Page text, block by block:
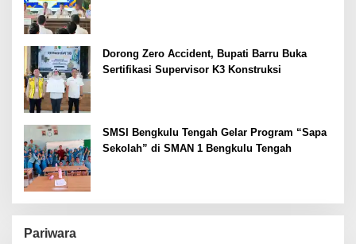
Dorong Zero Accident, Bupati Barru Buka
Sertifikasi Supervisor K3 Konstruksi
SMSI Bengkulu Tengah Gelar Program “Sapa
Sekolah” di SMAN 1 Bengkulu Tengah
Pariwara